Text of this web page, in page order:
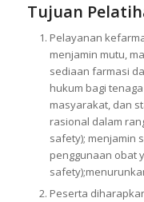
Tujuan
Pelayanan
menjamin mutu,
sediaan farmasi
hukum bagi
masyarakat, dan
rasional dalam
safety); menjamin
penggunaan obat
Peserta